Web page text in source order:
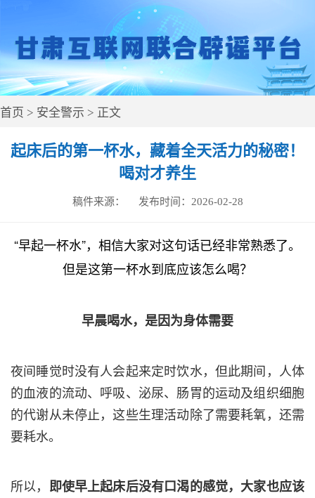
首页 > 安全警示 > 正文
起床后的第一杯水，藏着全天活力的秘密！
喝对才养生
稿件来源： 发布时间： 2026-02-28
“早起一杯水”，相信大家对这句话已经非常熟悉了。
但是这第一杯水到底应该怎么喝？
早晨喝水，是因为身体需要
夜间睡觉时没有人会起来定时饮水，但此期间，人体
的血液的流动、呼吸、泌尿、肠胃的运动及组织细胞
的代谢从未停止，这些生理活动除了需要耗氧，还需
要耗水。
所以， 即使早上起床后没有口渴的感觉，大家也应该